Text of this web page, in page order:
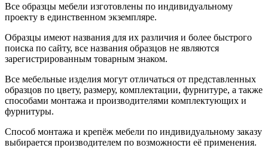
Все образцы мебели изготовлены по индивидуальному
проекту в единственном экземпляре.
Образцы имеют названия для их различия и более быстрого
поиска по сайту, все названия образцов не являются
зарегистрированным товарным знаком.
Все мебельные изделия могут отличаться от представленных
образцов по цвету, размеру, комплектации, фурнитуре, а также
способами монтажа и производителями комплектующих и
фурнитуры.
Способ монтажа и крепёж мебели по индивидуальному заказу
выбирается производителем по возможности её применения.